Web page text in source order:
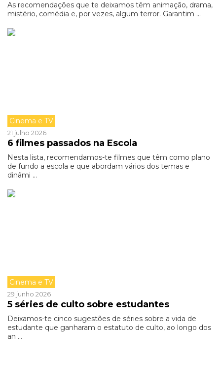
As recomendações que te deixamos têm animação, drama,
mistério, comédia e, por vezes, algum terror. Garantim ...
Cinema e TV
21 julho 2026
6 filmes passados na Escola
Nesta lista, recomendamos-te filmes que têm como plano
de fundo a escola e que abordam vários dos temas e
dinâmi ...
Cinema e TV
29 junho 2026
5 séries de culto sobre estudantes
Deixamos-te cinco sugestões de séries sobre a vida de
estudante que ganharam o estatuto de culto, ao longo dos
an ...